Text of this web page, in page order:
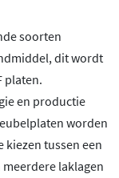
soorten
dit wordt
platen.
en productie
worden
tussen een
laklagen